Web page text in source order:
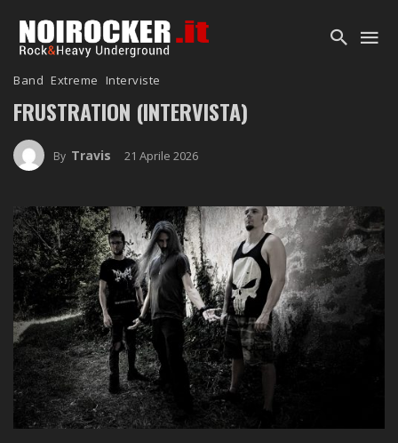
Band Extreme Interviste
FRUSTRATION (INTERVISTA)
By Travis 21 Aprile 2026